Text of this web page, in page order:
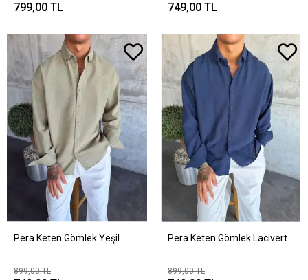
799,00 TL 749,00 TL
Pera Keten Gömlek Yeşil
899,00 TL
Pera Keten Gömlek Lacivert
899,00 TL